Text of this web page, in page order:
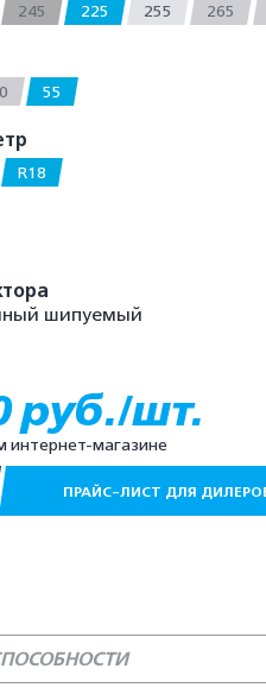
245 225 255 265
55
R18
шипуемый
руб./шт.
интернет-магазине
ПРАЙС-ЛИСТ ДЛЯ